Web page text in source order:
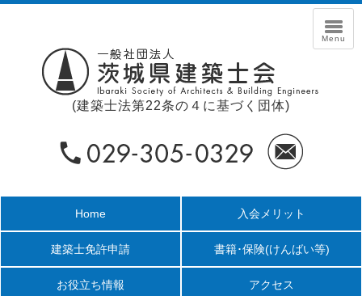
(建築士法第22条の４に基づく団体)
Home 入会メリット
建築士免許申請 書籍･保険(けんばい等)
お役立ち情報 アクセス